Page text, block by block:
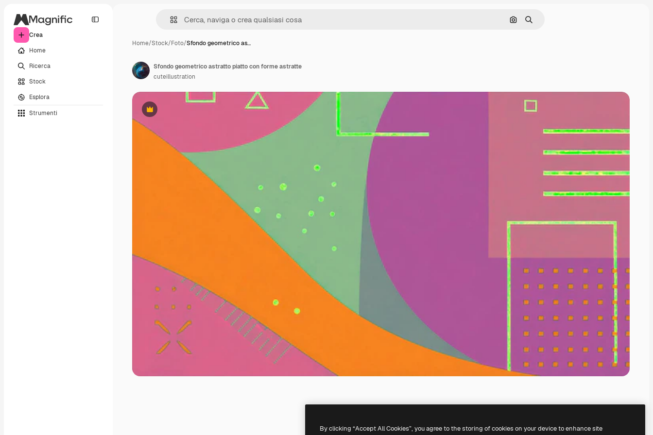
Crea
Home
Ricerca
Stock
Esplora
Strumenti
Cerca per immagine
Ricerca
Home/Stock/Foto/Sfondo geometrico as…
Premium
Sfondo geometrico astratto piatto con forme astratte
cuteillustration
By clicking “Accept All Cookies”, you agree to the storing of cookies on your device to enhance site